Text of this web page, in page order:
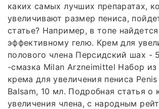
каких самых лучших препаратах,
увеличивают размер пениса,
статье? Например, в топе
эффективному гелю. Крем для
полового члена Персидский шах -
-смазка Milan Arzneimittel Набор из
крема для увеличения пениса
Balsam, 10 мл. Подробная статья о
увеличения члена, с народным